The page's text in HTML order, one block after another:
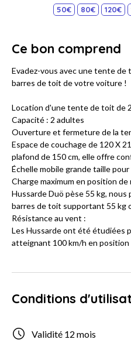
50€ 80€ 120€
Ce bon comprend
Evadez-vous avec une tente de
barres de toit de votre voiture !
Location d'une tente de toit de
Capacité : 2 adultes
Ouverture et fermeture de la
Espace de couchage de 120 X
plafond de 150 cm, elle offre
Échelle mobile grande taille
Charge maximum en position
Hussarde Duö pèse 55 kg, nous
barres de toit supportant 55 kg
Résistance au vent :
Les Hussarde ont été étudiées
atteignant 100 km/h en
Conditions
Validité 12 mois